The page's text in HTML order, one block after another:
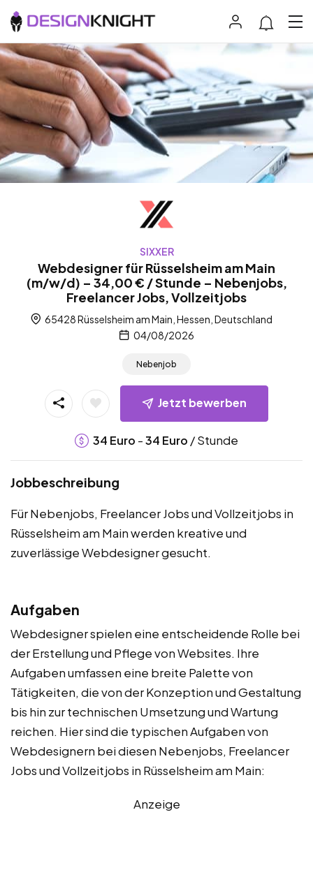
SIXXER
Webdesigner für Rüsselsheim am Main
(m/w/d) – 34,00 € / Stunde – Nebenjobs,
Freelancer Jobs, Vollzeitjobs
65428 Rüsselsheim am Main, Hessen, Deutschland
04/08/2026
Nebenjob
Jetzt bewerben
34 Euro -34 Euro / Stunde
Jobbeschreibung
Für Nebenjobs, Freelancer Jobs und Vollzeitjobs in
Rüsselsheim am Main werden kreative und
zuverlässige Webdesigner gesucht.
Aufgaben
Webdesigner spielen eine entscheidende Rolle bei
der Erstellung und Pflege von Websites. Ihre
Aufgaben umfassen eine breite Palette von
Tätigkeiten, die von der Konzeption und Gestaltung
bis hin zur technischen Umsetzung und Wartung
reichen. Hier sind die typischen Aufgaben von
Webdesignern bei diesen Nebenjobs, Freelancer
Jobs und Vollzeitjobs in Rüsselsheim am Main:
Anzeige